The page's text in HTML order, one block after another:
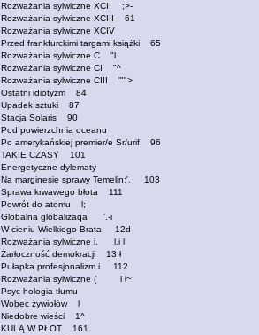
Rozważania sylwiczne XCII ;>-
Rozważania sylwiczne XCIII 61
Rozważania sylwiczne XCIV
Przed frankfurckimi targami książki 65
Rozważania sylwiczne C "l
Rozważania sylwiczne CI "^
Rozważania sylwiczne CIII '"">
Ostatni idiotyzm 84
Upadek sztuki 87
Stacja Solaris 90
Pod powierzchnią oceanu
Po amerykańskiej premier/e Sr/urif 96
TAKIE CZASY 101
Energetyczne dylematy
Na marginesie sprawy Temelin;'. 103
Sprawa krwawego błota 111
Powrót do atomu l;
Globalna globalizaqa '.-i
W cieniu Wielkiego Brata 12d
Rozważania sylwiczne i. l.i l
Żarłoczność demokracji 13 ł
Pułapka profesjonalizm i 112
Rozważania sylwiczne ( l ł~
Psyc hologia tłumu
Wobec żywiołów l
Niedobre wieści 1^
KULĄ W PŁOT 161